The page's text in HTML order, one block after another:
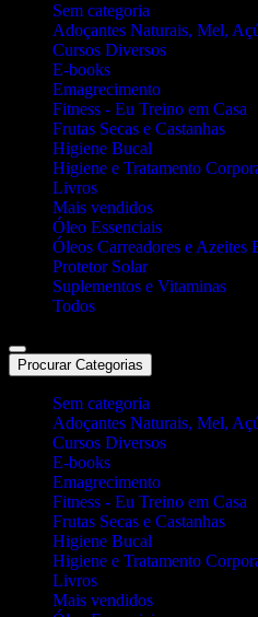
Sem categoria
Adoçantes Naturais, Mel,
Cursos Diversos
E-books
Emagrecimento
Fitness - Eu Treino em Casa
Frutas Secas e Castanhas
Higiene Bucal
Higiene e Tratamento
Livros
Mais vendidos
Óleo Essenciais
Óleos Carreadores e Azeites
Protetor Solar
Suplementos e Vitaminas
Todos
Procurar Categorias
Sem categoria
Adoçantes Naturais, Mel,
Cursos Diversos
E-books
Emagrecimento
Fitness - Eu Treino em Casa
Frutas Secas e Castanhas
Higiene Bucal
Higiene e Tratamento
Livros
Mais vendidos